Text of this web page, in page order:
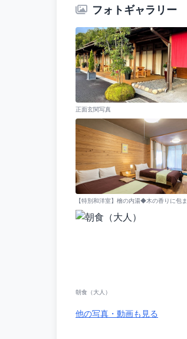
フォトギャラリー
正面玄関写真
朝食（大人）
他の写真・動画も見る